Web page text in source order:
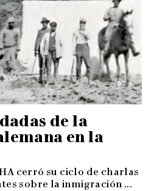
de la
en la
cerró su ciclo de charlas
sobre la inmigración ...